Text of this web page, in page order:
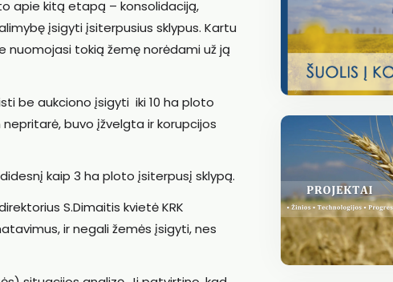
apie kitą etapą – konsolidaciją,
įsigyti įsiterpusius sklypus. Kartu
nuomojasi tokią žemę norėdami už ją
be aukciono įsigyti iki 10 ha ploto
buvo įžvelgta ir korupcijos
kaip 3 ha ploto įsiterpusį sklypą.
S.Dimaitis kvietė KRK
ir negali žemės įsigyti, nes